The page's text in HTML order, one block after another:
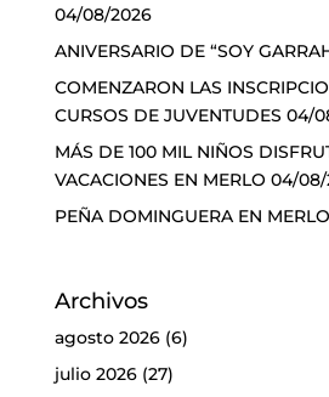
04/08/2026
ANIVERSARIO DE “SOY
COMENZARON LAS
CURSOS DE JUVENTUDES 04/
MÁS DE 100 MIL NIÑOS
VACACIONES EN MERLO 04/08/
PEÑA DOMINGUERA EN MERLO
Archivos
agosto 2026(6)
julio 2026(27)